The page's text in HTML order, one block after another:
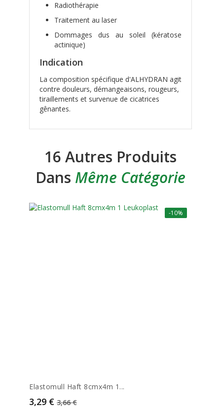
Radiothérapie
Traitement au laser
Dommages dus au soleil (kératose
actinique)
Indication
La composition spécifique d'ALHYDRAN agit
contre douleurs, démangeaisons, rougeurs,
tiraillements et survenue de cicatrices
gênantes.
16 Autres Produits
Dans Même Catégorie
-10%
Elastomull Haft 8cmx4m 1...
Prix
3,29 € Prix de base
3,66 €